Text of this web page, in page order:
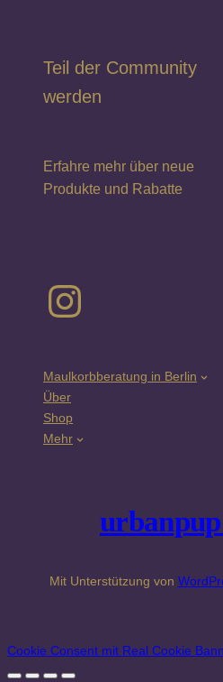
Teil der Community
werden
Erfahre mehr über neue
Produkte und Rabatte
Instagram
Maulkorbberatung in Berlin
Über
Shop
Mehr
Mit Unterstützung von
Cookie Consent mit Real Cookie